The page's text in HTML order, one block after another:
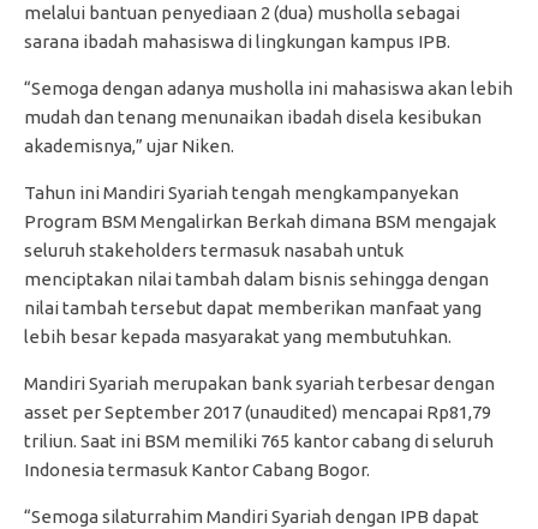
melalui bantuan penyediaan 2 (dua) musholla sebagai
sarana ibadah mahasiswa di lingkungan kampus IPB.
“Semoga dengan adanya musholla ini mahasiswa akan lebih
mudah dan tenang menunaikan ibadah disela kesibukan
akademisnya,” ujar Niken.
Tahun ini Mandiri Syariah tengah mengkampanyekan
Program BSM Mengalirkan Berkah dimana BSM mengajak
seluruh stakeholders termasuk nasabah untuk
menciptakan nilai tambah dalam bisnis sehingga dengan
nilai tambah tersebut dapat memberikan manfaat yang
lebih besar kepada masyarakat yang membutuhkan.
Mandiri Syariah merupakan bank syariah terbesar dengan
asset per September 2017 (unaudited) mencapai Rp81,79
triliun. Saat ini BSM memiliki 765 kantor cabang di seluruh
Indonesia termasuk Kantor Cabang Bogor.
“Semoga silaturrahim Mandiri Syariah dengan IPB dapat